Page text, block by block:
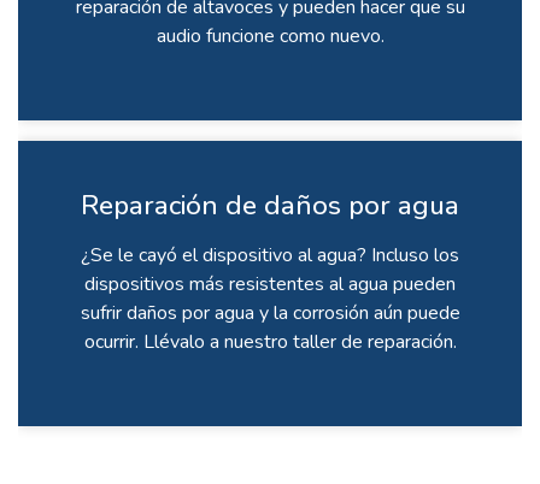
reparación de altavoces y pueden hacer que su
audio funcione como nuevo.
Reparación de daños por agua
¿Se le cayó el dispositivo al agua? Incluso los
dispositivos más resistentes al agua pueden
sufrir daños por agua y la corrosión aún puede
ocurrir. Llévalo a nuestro taller de reparación.